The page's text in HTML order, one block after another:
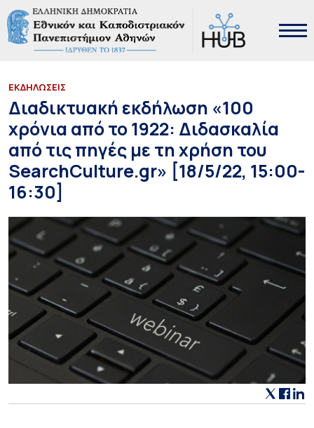
ΕΚΔΗΛΩΣΕΙΣ
Διαδικτυακή εκδήλωση «100
χρόνια από το 1922: Διδασκαλία
από τις πηγές με τη χρήση του
SearchCulture.gr» [18/5/22, 15:00-
16:30]